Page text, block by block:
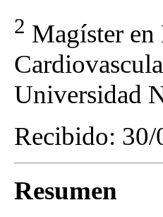
2 Magíster en
Universidad
Recibido:
Resumen